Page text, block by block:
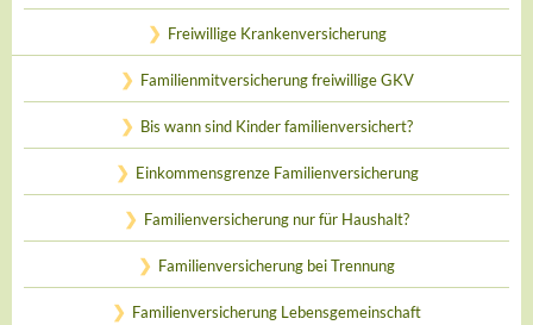
Freiwillige Krankenversicherung
Familienmitversicherung freiwillige GKV
Bis wann sind Kinder familienversichert?
Einkommensgrenze Familienversicherung
Familienversicherung nur für Haushalt?
Familienversicherung bei Trennung
Familienversicherung Lebensgemeinschaft